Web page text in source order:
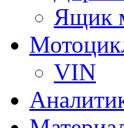
Ящик
VIN